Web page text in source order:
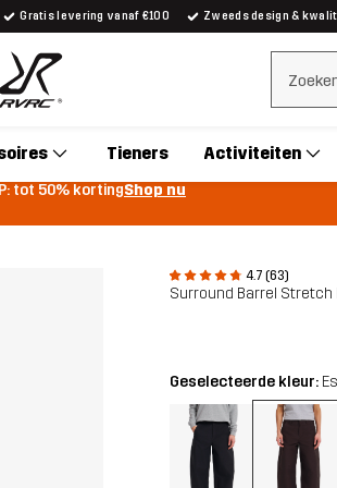
Gratis levering vanaf €100 Zweeds design &
Zoeken
Tieners Activiteiten
tot 50% kortingShop nu
4.7 (63)
Surround Barrel Stretch
Geselecteerde kleur: